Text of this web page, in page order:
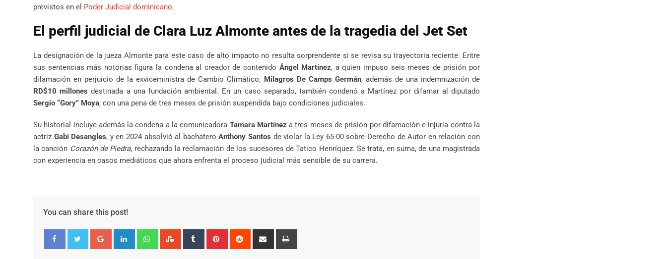
previstos en el Poder Judicial dominicano.
El perfil judicial de Clara Luz Almonte antes de la tragedia del Jet Set
La designación de la jueza Almonte para este caso de alto impacto no resulta sorprendente si se revisa su trayectoria reciente. Entre
sus sentencias más notorias figura la condena al creador de contenido Ángel Martínez, a quien impuso seis meses de prisión por
difamación en perjuicio de la exviceministra de Cambio Climático, Milagros De Camps Germán, además de una indemnización de
RD$10 millones destinada a una fundación ambiental. En un caso separado, también condenó a Martínez por difamar al diputado
Sergio “Gory” Moya, con una pena de tres meses de prisión suspendida bajo condiciones judiciales.
Su historial incluye además la condena a la comunicadora Tamara Martíneza tres meses de prisión por difamación e injuria contra la
actriz Gabi Desangles, y en 2024 absolvió al bachateroAnthony Santos de violar la Ley 65-00 sobre Derecho de Autor en relación con
la canción Corazón de Piedra, rechazando la reclamación de los sucesores de Tatico Henríquez. Se trata, en suma, de una magistrada
con experiencia en casos mediáticos que ahora enfrenta el proceso judicial más sensible de su carrera.
You can share this post!
Google+ LinkedIn WhatsappStumbleUpon
Tumblr Pinterest Reddit
Share